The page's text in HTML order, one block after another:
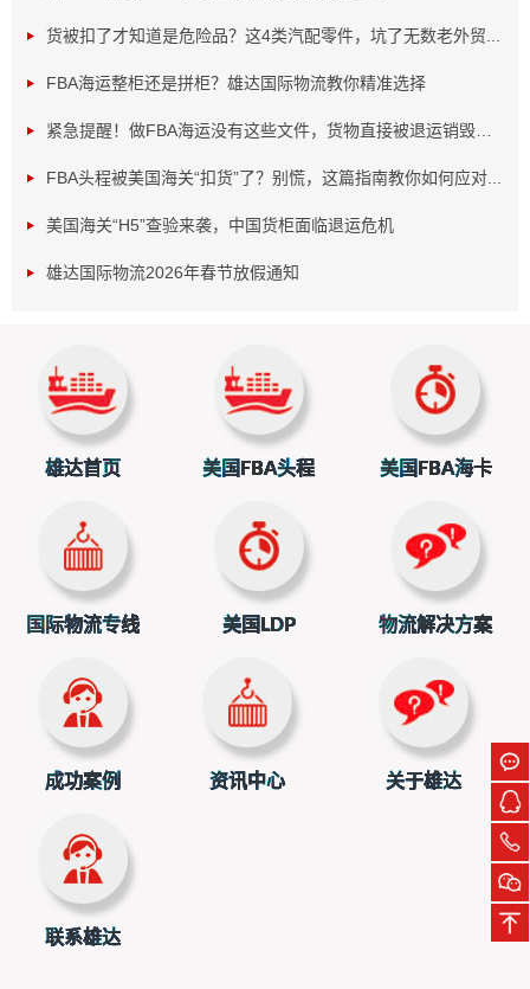
首先，要搞清楚两者的核心区别。整柜（FCL）是指一
个集装箱只装你一家的货，从装柜到目的港全程不拆柜，安
全高效。常见的20GP柜约能装28立方米，40HQ柜约能装68
看货量：这是最核心的标准。很多卖家误以为拼柜一定
便宜，其实不然。当货量超过15立方米时，拼柜的单位运费
加上各种附加费，总成本可能反超整柜。如果货量达到20GP
现；若货量超过28立方米，直接走整柜无疑更划算。只有货
量在10立方米以下，拼柜才是更经济的选择。
看时效：整柜时效更稳定。拼柜需要等待凑货、到港后
拆柜分货，环节多，通常比整柜慢3-7天，旺季甚至可能延误
看货物属性：高货值或敏感货建议走整柜。拼柜存在
“被连累”的风险，若同柜其他货物违规，你的货也可能被海关
扣押。对于带电、液体或高价值产品，整柜能有效规避此类
货被扣了才知道是危险品？这4类汽配零件，坑了无数老外贸...
FBA海运整柜还是拼柜？雄达国际物流教你精准选择
紧急提醒！做FBA海运没有这些文件，货物直接被退运销毁！...
FBA头程被美国海关“扣货”了？别慌，这篇指南教你如何应对...
美国海关“H5”查验来袭，中国货柜面临退运危机
雄达国际物流2026年春节放假通知
雄达首页 美国FBA头程 美国FBA海卡
国际物流专线 美国LDP 物流解决方案
成功案例 资讯中心 关于雄达
联系雄达